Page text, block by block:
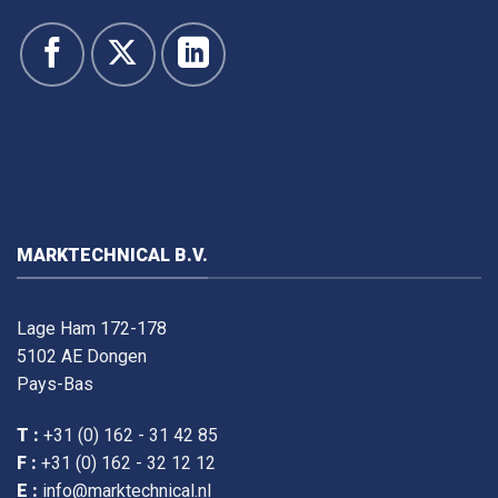
MARKTECHNICAL B.V.
Lage Ham 172-178
5102 AE Dongen
Pays-Bas
T : +31 (0) 162 - 31 42 85
F : +31 (0) 162 - 32 12 12
E : info@marktechnical.nl